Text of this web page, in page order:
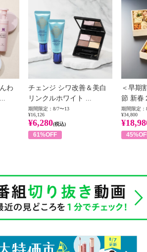
わ
チェンジ シワ改善＆美白
リンクルホワイト ...
期間限定：8/7〜13
¥16,126
¥6,280(税込)
61%OFF
＜早期
節 新春
期間限定：
¥34,800